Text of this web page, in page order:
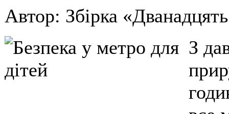
Автор: Збірка
З